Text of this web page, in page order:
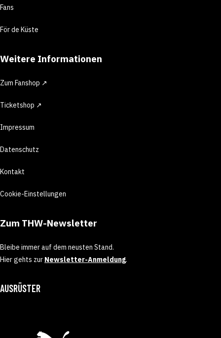
Fans
För de Küste
Weitere Informationen
Zum Fanshop ↗
Ticketshop ↗
Impressum
Datenschutz
Kontakt
Cookie-Einstellungen
Zum THW-Newsletter
Bleibe immer auf dem neusten Stand.
Hier gehts zur Newsletter-Anmeldung.
AUSRÜSTER